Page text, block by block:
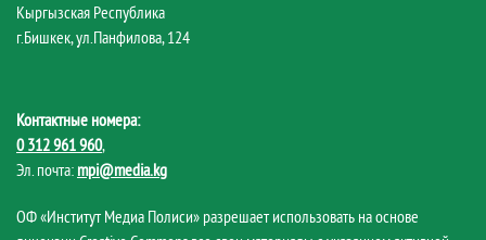
Кыргызская Республика
г.Бишкек, ул.Панфилова, 124
Контактные номера:
0 312 961 960,
Эл. почта: mpi@media.kg
ОФ «Институт Медиа Полиси» разрешает использовать на основе